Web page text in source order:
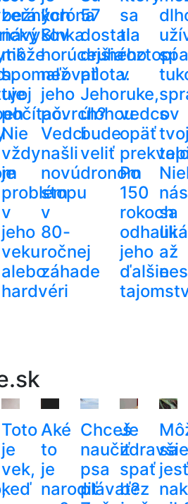
bežných
návykov
môže
spomaľovať
tvoj
počítač.
Nie
vždy
je
problém
v
jeho
veku
alebo
hardvéri
koróna
Slnka
horúcejšia
než
jeho
povrch?
Vedci
našli
novú
stopu
v
80-
ročnej
záhade
57
dostala
druhého
pilota.
Jeho
úlohou
bude
veliť
dronom
sa
ti
roztopí
v
ruke,
vedcov
opäť
Po
150
rokoch
odhalili
jeho
ďalšie
s
sa
až
Toto
je
vek,
keď
Aké
to
je
narodiť
Chceš
naučiť
psa
plávať?
Je
zdravšie
spať
bez
sa
jesť